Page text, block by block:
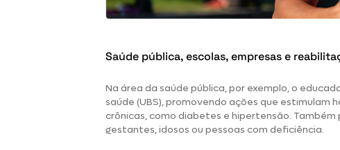
Saúde pública, escolas, empresas e
Na área da saúde pública, por exemplo,o
saúde (UBS), promovendo ações que estimulam
crônicas, como diabetes e hipertensão.
gestantes, idosos ou pessoas com deficiência.